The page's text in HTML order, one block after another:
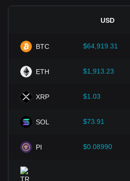
定通貨が発行されている国のマクロ
レートに間接的に影響を与えます。
は法定通貨に対する市場の信頼を低
が高まり、価格が上昇する可能性が
そして拡張ソリューションやセキュ
のような暗号資産の価値向上を強力
解しなければなりません。これらの
資家は今後のDogecoinの価格変動を
USD
BTC $64,919.31
ETH $1,913.23
XRP $1.03
SOL $73.91
PI $0.08990